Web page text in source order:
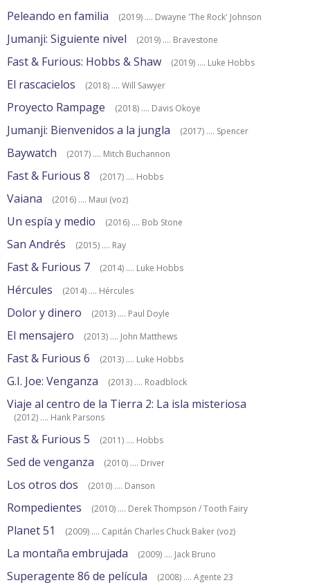
Peleando en familia (2019) .... Dwayne 'The Rock' Johnson
Jumanji: Siguiente nivel (2019) .... Bravestone
Fast & Furious: Hobbs & Shaw (2019) .... Luke Hobbs
El rascacielos (2018) .... Will Sawyer
Proyecto Rampage (2018) .... Davis Okoye
Jumanji: Bienvenidos a la jungla (2017) .... Spencer
Baywatch (2017) .... Mitch Buchannon
Fast & Furious 8 (2017) .... Hobbs
Vaiana (2016) .... Maui (voz)
Un espía y medio (2016) .... Bob Stone
San Andrés (2015) .... Ray
Fast & Furious 7 (2014) .... Luke Hobbs
Hércules (2014) .... Hércules
Dolor y dinero (2013) .... Paul Doyle
El mensajero (2013) .... John Matthews
Fast & Furious 6 (2013) .... Luke Hobbs
G.I. Joe: Venganza (2013) .... Roadblock
Viaje al centro de la Tierra 2: La isla misteriosa
(2012) .... Hank Parsons
Fast & Furious 5 (2011) .... Hobbs
Sed de venganza (2010) .... Driver
Los otros dos (2010) .... Danson
Rompedientes (2010) .... Derek Thompson / Tooth Fairy
Planet 51 (2009) .... Capitán Charles Chuck Baker (voz)
La montaña embrujada (2009) .... Jack Bruno
Superagente 86 de película (2008) .... Agente 23